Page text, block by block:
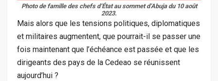
Photo de famille des chefs d’État au sommet d’Abuja du 10 août
2023.
Mais alors que les tensions politiques, diplomatiques
et militaires augmentent, que pourrait-il se passer une
fois maintenant que l’échéance est passée et que les
dirigeants des pays de la Cedeao se réunissent
aujourd’hui ?